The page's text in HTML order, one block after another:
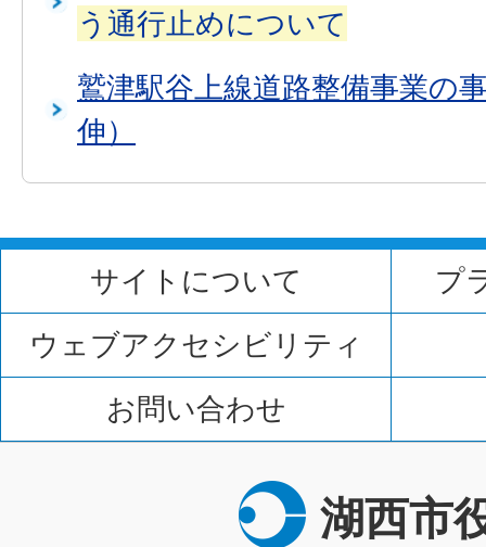
う通行止めについて
鷲津駅谷上線道路整備事業の
伸）
サイトについて
プ
ウェブアクセシビリティ
お問い合わせ
湖西市